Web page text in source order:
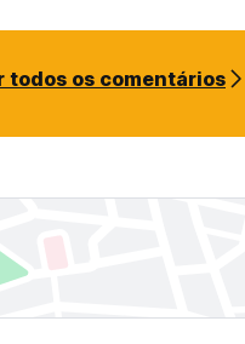
todos os comentários